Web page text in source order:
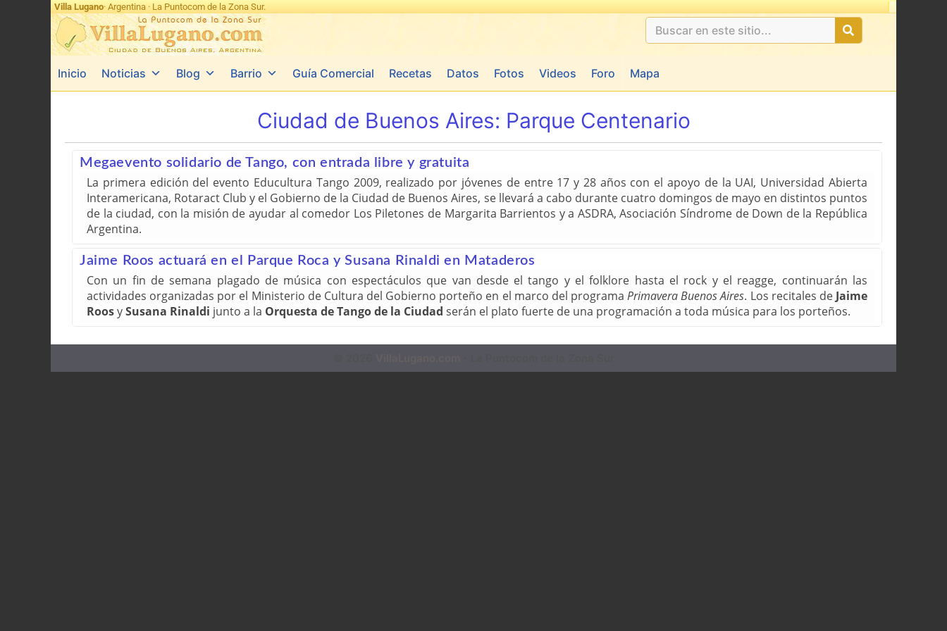
Villa Lugano· Argentina · La Puntocom de la Zona Sur.
Inicio Noticias Blog Barrio Guía Comercial Recetas Datos Fotos Videos Foro Mapa
Ciudad de Buenos Aires: Parque Centenario
Megaevento solidario de Tango, con entrada libre y gratuita
La primera edición del evento Educultura Tango 2009, realizado por jóvenes de entre 17 y 28 años con el apoyo de la UAI, Universidad Abierta
Interamericana, Rotaract Club y el Gobierno de la Ciudad de Buenos Aires, se llevará a cabo durante cuatro domingos de mayo en distintos puntos
de la ciudad, con la misión de ayudar al comedor Los Piletones de Margarita Barrientos y a ASDRA, Asociación Síndrome de Down de la República
Argentina.
Jaime Roos actuará en el Parque Roca y Susana Rinaldi en Mataderos
Con un fin de semana plagado de música con espectáculos que van desde el tango y el folklore hasta el rock y el reagge, continuarán las
actividades organizadas por el Ministerio de Cultura del Gobierno porteño en el marco del programaPrimavera Buenos Aires. Los recitales de Jaime
RoosySusana Rinaldi junto a la Orquesta de Tango de la Ciudad serán el plato fuerte de una programación a toda música para los porteños.